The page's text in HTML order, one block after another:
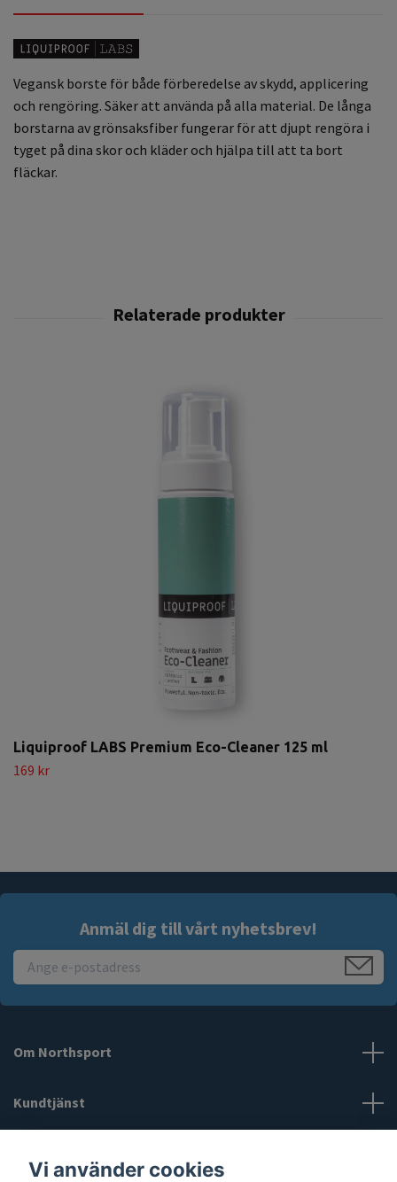
Vegansk borste för både förberedelse av skydd, applicering
och rengöring. Säker att använda på alla material. De långa
borstarna av grönsaksfiber fungerar för att djupt rengöra i
tyget på dina skor och kläder och hjälpa till att ta bort
fläckar.
Liquiproof LABS Premium Eco-Cleaner 125 ml
169 kr
Anmäl dig till vårt nyhetsbrev!
Om Northsport
Kundtjänst
Vi använder cookies